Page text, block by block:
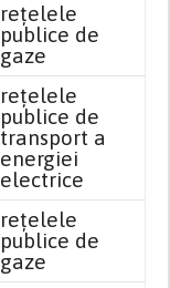
reţelele
publice de
gaze
reţelele
publice de
transport a
energiei
electrice
reţelele
publice de
gaze